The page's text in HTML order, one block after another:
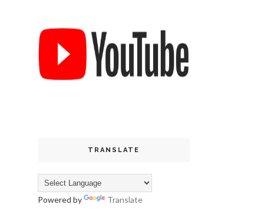
TRANSLATE
Powered by Translate